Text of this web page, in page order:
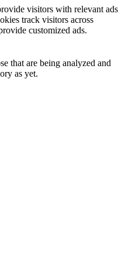
visitors with relevant ads
track visitors across
customized ads.
that are being analyzed and
as yet.